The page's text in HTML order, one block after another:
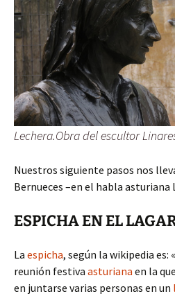
Lechera.Obra del escultor
Nuestros siguiente pasos nos
Bernueces –en el habla asturiana
ESPICHA EN EL
La espicha, según la wikipedia es:
reunión festiva asturiana en la
en juntarse varias personas en un